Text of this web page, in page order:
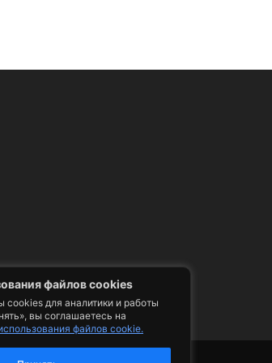
файлов cookies
для аналитики и работы
вы соглашаетесь на
файлов cookie.
и телепередачи -